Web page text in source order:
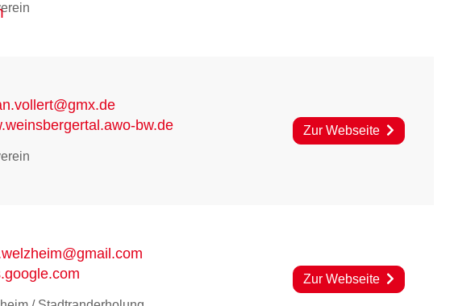
bw.de
Zur Webseite
Zur Webseite